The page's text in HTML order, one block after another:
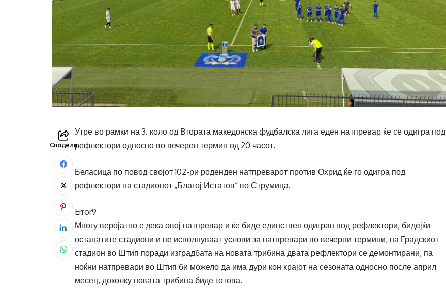
Сподели
Утре во рамки на 3. коло од Втората македонска фудбалска лига еден натпревар ќе се одигра под
рефлектори односно во вечерен термин од 20 часот.
Беласица по повод својот 102-ри роденден натпреварот против Охрид ќе го одигра под
рефлектори на стадионот „Благој Истатов“ во Струмица.
Error9
Многу веројатно е дека овој натпревар и ќе биде единствен одигран под рефлектори, бидејќи
останатите стадиони и не исполнуваат услови за натпревари во вечерни термини, на Градскиот
стадион во Штип поради изградбата на новата трибина двата рефлектори се демонтирани, па
ноќни натпревари во Штип би можело да има дури кон крајот на сезоната односно после април
месец, доколку новата трибина биде готова.